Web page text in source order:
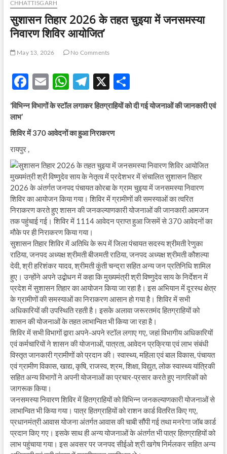
CHHATTISGARH
सुशासन तिहार 2026 के तहत चुइया में जनसमस्या
निवारण शिविर आयोजित’
May 13, 2026 No Comments
F
ac
e
b
o
o
k
E
m
ail
W
at
s
p
p
T
el
e
gr
m
X S
h
ar
’विभिन्न विभागों के स्टॉल लगाकर हितग्राहियों को दी गई योजनाओं की जानकारी एवं
लाभ’
शिविर में 370 आवेदनों का हुआ निराकरण
रायपुर ,
मुख्यमंत्री श्री विष्णुदेव साय के नेतृत्व में प्रदेशभर में संचालित सुशासन तिहार
2026 के अंतर्गत जनपद पंचायत कोरबा के ग्राम चुइया में जनसमस्या निवारण
शिविर का आयोजन किया गया। शिविर में ग्रामीणों की समस्याओं का त्वरित
निराकरण करते हुए शासन की जनकल्याणकारी योजनाओं की जानकारी आमजन
तक पहुंचाई गई। शिविर में 1114 आवेदन प्राप्त हुआ जिसमें से 370 आवेदनों का
मौके पर ही निराकरण किया गया।
सुशासन तिहार शिविर में अतिथि के रूप में जिला पंचायत सदस्य श्रीमती रेणुका
राठिया, जनपद अध्यक्ष श्रीमती बीजमती राठिया, जनपद अध्यक्ष श्रीमती कौशल्या
देवी, श्री हरिशंकर यादव, श्रीमती कुंती चन्द्रा सहित अन्य जन प्रतिनिधि शामिल
हुए। उन्होंने अपने उद्बोधन में कहा कि मुख्यमंत्री श्री विष्णुदेव साय के निर्देशन में
प्रदेश में सुशासन तिहार का आयोजन किया जा रहा है। इस अभियान में दूरस्थ क्षेत्र
के ग्रामीणों की समस्याओं का निराकरण आसान हो गया है। शिविर में सभी
अधिकारियों की उपस्थिति रहती है। इसके अलावा जरूरतमंद हितग्राहियों को
शासन की योजनाओं के तहत लाभान्वित भी किया जा रहा है।
शिविर में सभी विभागों द्वारा अपने-अपने स्टॉल लगाए गए, जहां विभागीय अधिकारियों
एवं कर्मचारियों ने शासन की योजनाओं, पात्रता, आवेदन प्रक्रिया एवं लाभ संबंधी
विस्तृत जानकारी ग्रामीणों को प्रदान की। स्वास्थ्य, महिला एवं बाल विकास, पंचायत
एवं ग्रामीण विकास, खाद्य, कृषि, राजस्व, श्रम, शिक्षा, विद्युत, लोक स्वास्थ्य यांत्रिकी
सहित अन्य विभागों ने अपनी योजनाओं का प्रचार-प्रसार करते हुए नागरिकों को
जागरूक किया।
जनसमस्या निवारण शिविर में हितग्राहियों को विभिन्न जनकल्याणकारी योजनाओं से
लाभान्वित भी किया गया। पात्र हितग्राहियों को राशन कार्ड वितरित किए गए,
प्रधानमंत्री आवास योजना अंतर्गत आवास की चाबी सौंपी गई तथा मनरेगा जॉब कार्ड
प्रदान किए गए। इसके साथ ही अन्य योजनाओं के अंतर्गत भी पात्र हितग्राहियों को
लाभ पहुंचाया गया। इस अवसर पर जनपद सीईओ श्री खगेष निर्मलकर सहित अन्य